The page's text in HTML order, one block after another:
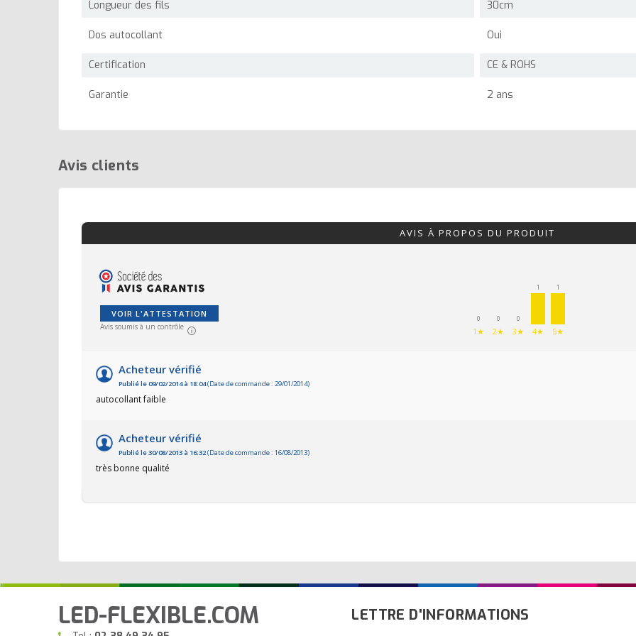
Longueur des fils 30cm
Dos autocollant Oui
Certification CE & ROHS
Garantie 2 ans
Avis clients
AVIS À PROPOS DU PRODUIT
VOIR L'ATTESTATION
Avis soumis à un contrôle
0
1★
0
2★
0
3★
1
4★
1
5★
Acheteur vérifié
Publié le 09/02/2014 à 18:04(Date de commande : 29/01/2014)
autocollant faible
Acheteur vérifié
Publié le 30/08/2013 à 16:32(Date de commande : 16/08/2013)
très bonne qualité
LED-FLEXIBLE.COM LETTRE D'INFORMATIONS